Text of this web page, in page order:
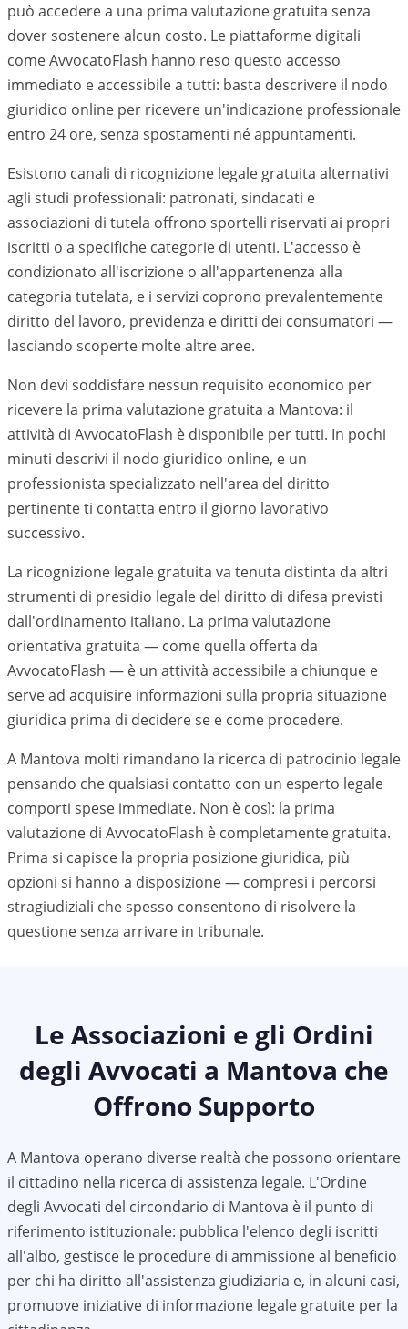
può accedere a una prima valutazione gratuita senza
dover sostenere alcun costo. Le piattaforme digitali
come AvvocatoFlash hanno reso questo accesso
immediato e accessibile a tutti: basta descrivere il nodo
giuridico online per ricevere un'indicazione professionale
entro 24 ore, senza spostamenti né appuntamenti.
Esistono canali di ricognizione legale gratuita alternativi
agli studi professionali: patronati, sindacati e
associazioni di tutela offrono sportelli riservati ai propri
iscritti o a specifiche categorie di utenti. L'accesso è
condizionato all'iscrizione o all'appartenenza alla
categoria tutelata, e i servizi coprono prevalentemente
diritto del lavoro, previdenza e diritti dei consumatori —
lasciando scoperte molte altre aree.
Non devi soddisfare nessun requisito economico per
ricevere la prima valutazione gratuita a Mantova: il
attività di AvvocatoFlash è disponibile per tutti. In pochi
minuti descrivi il nodo giuridico online, e un
professionista specializzato nell'area del diritto
pertinente ti contatta entro il giorno lavorativo
successivo.
La ricognizione legale gratuita va tenuta distinta da altri
strumenti di presidio legale del diritto di difesa previsti
dall'ordinamento italiano. La prima valutazione
orientativa gratuita — come quella offerta da
AvvocatoFlash — è un attività accessibile a chiunque e
serve ad acquisire informazioni sulla propria situazione
giuridica prima di decidere se e come procedere.
A Mantova molti rimandano la ricerca di patrocinio legale
pensando che qualsiasi contatto con un esperto legale
comporti spese immediate. Non è così: la prima
valutazione di AvvocatoFlash è completamente gratuita.
Prima si capisce la propria posizione giuridica, più
opzioni si hanno a disposizione — compresi i percorsi
stragiudiziali che spesso consentono di risolvere la
questione senza arrivare in tribunale.
Le Associazioni e gli Ordini
degli Avvocati a Mantova che
Offrono Supporto
A Mantova operano diverse realtà che possono orientare
il cittadino nella ricerca di assistenza legale. L'Ordine
degli Avvocati del circondario di Mantova è il punto di
riferimento istituzionale: pubblica l'elenco degli iscritti
all'albo, gestisce le procedure di ammissione al beneficio
per chi ha diritto all'assistenza giudiziaria e, in alcuni casi,
promuove iniziative di informazione legale gratuite per la